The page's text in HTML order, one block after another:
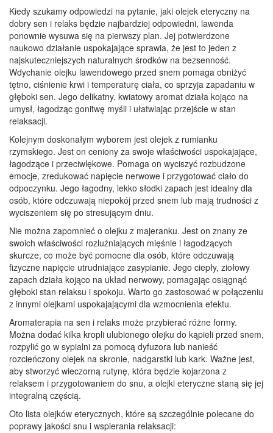
Kiedy szukamy odpowiedzi na pytanie, jaki olejek eteryczny na
dobry sen i relaks będzie najbardziej odpowiedni, lawenda
ponownie wysuwa się na pierwszy plan. Jej potwierdzone
naukowo działanie uspokajające sprawia, że jest to jeden z
najskuteczniejszych naturalnych środków na bezsenność.
Wdychanie olejku lawendowego przed snem pomaga obniżyć
tętno, ciśnienie krwi i temperaturę ciała, co sprzyja zapadaniu w
głęboki sen. Jego delikatny, kwiatowy aromat działa kojąco na
umysł, łagodząc gonitwę myśli i ułatwiając przejście w stan
relaksacji.
Kolejnym doskonałym wyborem jest olejek z rumianku
rzymskiego. Jest on ceniony za swoje właściwości uspokajające,
łagodzące i przeciwlękowe. Pomaga on wyciszyć rozbudzone
emocje, zredukować napięcie nerwowe i przygotować ciało do
odpoczynku. Jego łagodny, lekko słodki zapach jest idealny dla
osób, które odczuwają niepokój przed snem lub mają trudności z
wyciszeniem się po stresującym dniu.
Nie można zapomnieć o olejku z majeranku. Jest on znany ze
swoich właściwości rozluźniających mięśnie i łagodzących
skurcze, co może być pomocne dla osób, które odczuwają
fizyczne napięcie utrudniające zasypianie. Jego ciepły, ziołowy
zapach działa kojąco na układ nerwowy, pomagając osiągnąć
głęboki stan relaksu i spokoju. Warto go zastosować w połączeniu
z innymi olejkami uspokajającymi dla wzmocnienia efektu.
Aromaterapia na sen i relaks może przybierać różne formy.
Można dodać kilka kropli ulubionego olejku do kąpieli przed snem,
rozpylić go w sypialni za pomocą dyfuzora lub nanieść
rozcieńczony olejek na skronie, nadgarstki lub kark. Ważne jest,
aby stworzyć wieczorną rutynę, która będzie kojarzona z
relaksem i przygotowaniem do snu, a olejki eteryczne staną się jej
integralną częścią.
Oto lista olejków eterycznych, które są szczególnie polecane do
poprawy jakości snu i wspierania relaksacji: